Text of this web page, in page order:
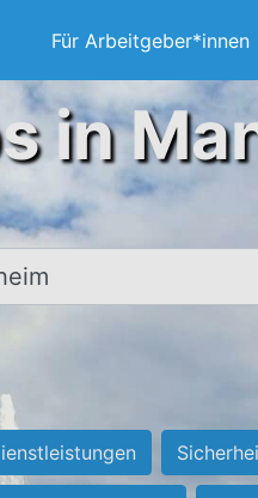
Für Arbeitgeber*innen
in